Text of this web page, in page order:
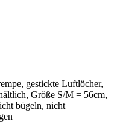
gestickte Luftlöcher,
Größe S/M = 56cm,
bügeln, nicht